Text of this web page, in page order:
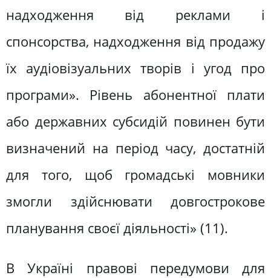
надходження від реклами і
спонсорства, надходження від продажу
їх аудіовізуальних творів і угод про
програми». Рівень абонентної плати
або державних субсидій повинен бути
визначений на період часу, достатній
для того, щоб громадські мовники
змогли здійснювати довгострокове
планування своєї діяльності» (11).
В Україні правові передумови для